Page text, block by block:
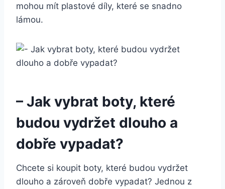
mohou ‍mít plastové díly, které⁢ se​ snadno
lámou.
– Jak⁢ vybrat‍ boty,‍ které
budou vydržet dlouho a
⁤dobře vypadat?
Chcete si koupit boty, které budou vydržet
dlouho a zároveň ‍dobře vypadat? ⁢Jednou z